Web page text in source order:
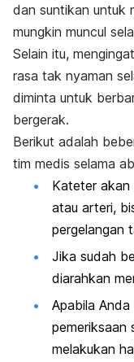
dan suntikan untuk
mungkin muncul
Selain itu,
rasa tak nyaman
diminta untuk
bergerak.
Berikut adalah
tim medis selama
Kateter akan
atau arteri,
pergelangan
Jika sudah
diarahkan
Apabila
pemeriksaan
melakukan